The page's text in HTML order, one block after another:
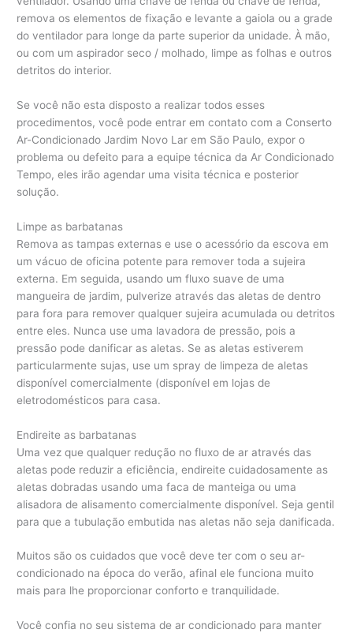
remova os elementos de fixação e levante a gaiola ou a grade
do ventilador para longe da parte superior da unidade. À mão,
ou com um aspirador seco / molhado, limpe as folhas e outros
detritos do interior.
Se você não esta disposto a realizar todos esses
procedimentos, você pode entrar em contato com a Conserto
Ar-Condicionado Jardim Novo Lar em São Paulo, expor o
problema ou defeito para a equipe técnica da Ar Condicionado
Tempo, eles irão agendar uma visita técnica e posterior
solução.
Limpe as barbatanas
Remova as tampas externas e use o acessório da escova em
um vácuo de oficina potente para remover toda a sujeira
externa. Em seguida, usando um fluxo suave de uma
mangueira de jardim, pulverize através das aletas de dentro
para fora para remover qualquer sujeira acumulada ou detritos
entre eles. Nunca use uma lavadora de pressão, pois a
pressão pode danificar as aletas. Se as aletas estiverem
particularmente sujas, use um spray de limpeza de aletas
disponível comercialmente (disponível em lojas de
eletrodomésticos para casa.
Endireite as barbatanas
Uma vez que qualquer redução no fluxo de ar através das
aletas pode reduzir a eficiência, endireite cuidadosamente as
aletas dobradas usando uma faca de manteiga ou uma
alisadora de alisamento comercialmente disponível. Seja gentil
para que a tubulação embutida nas aletas não seja danificada.
Muitos são os cuidados que você deve ter com o seu ar-
condicionado na época do verão, afinal ele funciona muito
mais para lhe proporcionar conforto e tranquilidade.
Você confia no seu sistema de ar condicionado para manter